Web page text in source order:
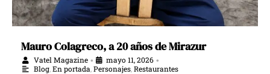
Mauro Colagreco, a 20 años de Mirazur
Vatel Magazine • mayo 11, 2026 •
Blog En portada Personajes Restaurantes